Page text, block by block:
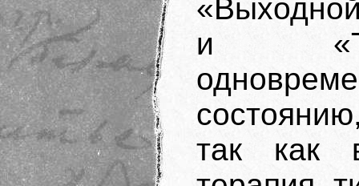
и
так как